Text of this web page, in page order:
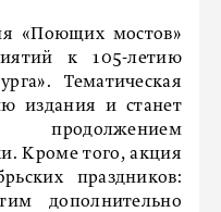
«Поющих мостов»
к 105-летию
Тематическая
издания и станет
Кроме того, акция
праздников:
дополнительно